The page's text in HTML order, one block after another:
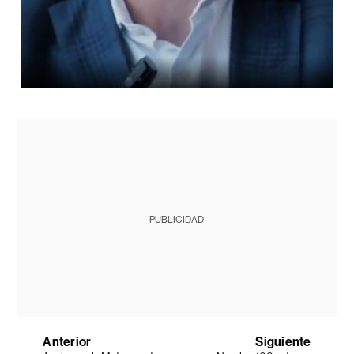
PUBLICIDAD
Anterior Siguiente